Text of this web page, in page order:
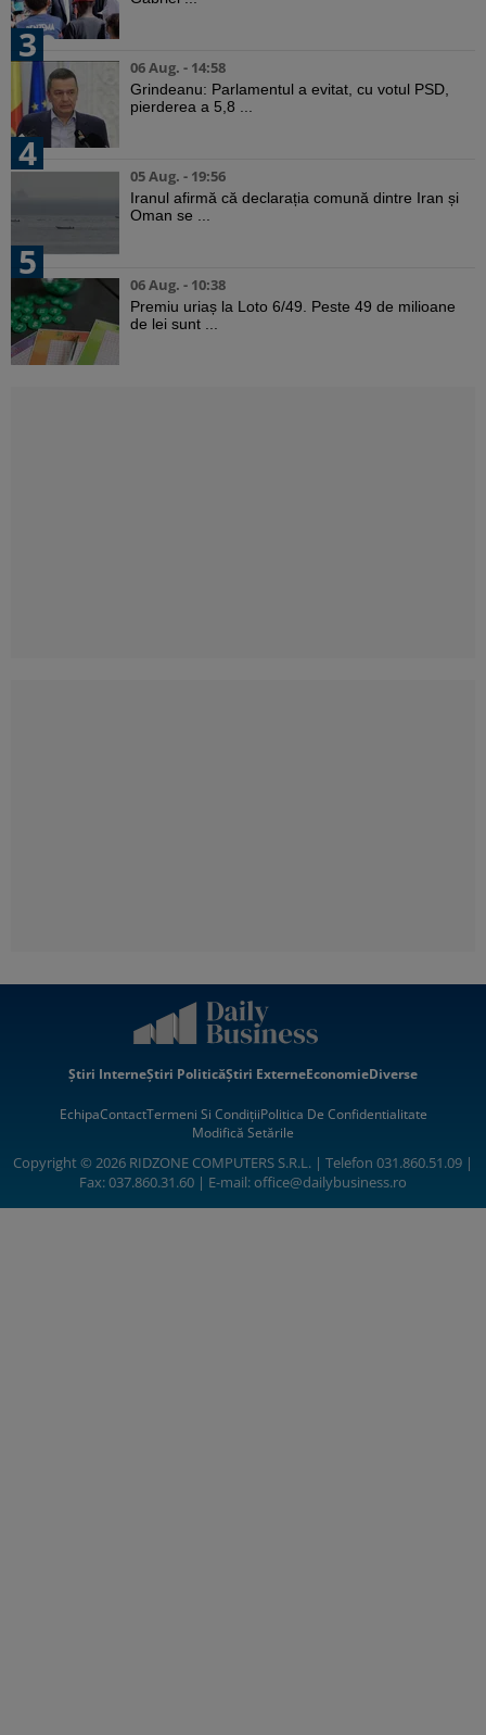
3
06 Aug. - 14:58
Grindeanu: Parlamentul a evitat, cu votul PSD,
pierderea a 5,8 ...
4
05 Aug. - 19:56
Iranul afirmă că declarația comună dintre Iran și
Oman se ...
5
06 Aug. - 10:38
Premiu uriaș la Loto 6/49. Peste 49 de milioane
de lei sunt ...
Știri InterneȘtiri PoliticăȘtiri ExterneEconomieDiverse
EchipaContactTermeni Si CondițiiPolitica De Confidentialitate
Modifică Setările
Copyright © 2026 RIDZONE COMPUTERS S.R.L. | Telefon 031.860.51.09 |
Fax: 037.860.31.60 | E-mail:office@dailybusiness.ro